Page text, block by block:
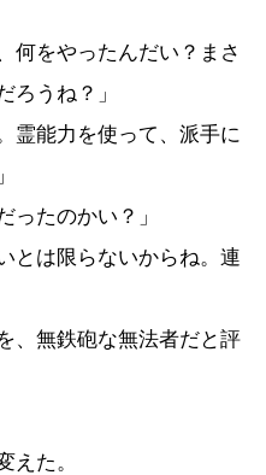
何をやったんだい？まさ
ろうね？」
霊能力を使って、派手に
たのかい？」
とは限らないからね。連
、無鉄砲な無法者だと評
た。